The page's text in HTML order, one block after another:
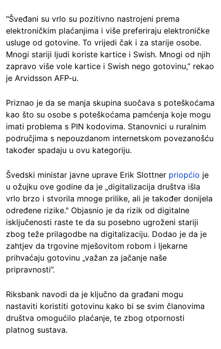
"Šveđani su vrlo su pozitivno nastrojeni prema
elektroničkim plaćanjima i više preferiraju elektroničke
usluge od gotovine. To vrijedi čak i za starije osobe.
Mnogi stariji ljudi koriste kartice i Swish. Mnogi od njih
zapravo više vole kartice i Swish nego gotovinu,” rekao
je Arvidsson AFP-u.
Priznao je da se manja skupina suočava s poteškoćama
kao što su osobe s poteškoćama pamćenja koje mogu
imati problema s PIN kodovima. Stanovnici u ruralnim
područjima s nepouzdanom internetskom povezanošću
također spadaju u ovu kategoriju.
Švedski ministar javne uprave Erik Slottner priopćio je
u ožujku ove godine da je „digitalizacija društva išla
vrlo brzo i stvorila mnoge prilike, ali je također donijela
određene rizike." Objasnio je da rizik od digitalne
isključenosti raste te da su posebno ugroženi stariji
zbog teže prilagodbe na digitalizaciju. Dodao je da je
zahtjev da trgovine mješovitom robom i ljekarne
prihvaćaju gotovinu „važan za jačanje naše
pripravnosti”.
Riksbank navodi da je ključno da građani mogu
nastaviti koristiti gotovinu kako bi se svim članovima
društva omogućilo plaćanje, te zbog otpornosti
platnog sustava.